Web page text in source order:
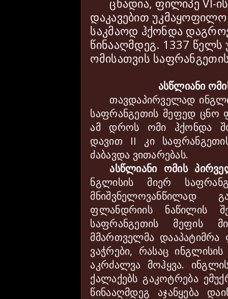
დაკავებით
საკმაოდ ჰქონდა
წინააღმდეგ. 1337 წელს
ომისათვის
ასწლიანი
თავდაპირველად
საფრანგეთის მეფედ
ამ დროს ომი ჰქონდა
დავით II
კი
ძაბავდა ვითარებას.
ასწლიანი ომის
ნგლისის მიერ
მნიშვნელოვანწილად
ფლანდრიის ნაწილის
საფრანგეთის მეფის
მმართველმა
ვაჭრები, რასაც
აკრძალვა მოჰყვა.
ქალაქებს გაკოტრება
წინააღმდეგ აჯანყება